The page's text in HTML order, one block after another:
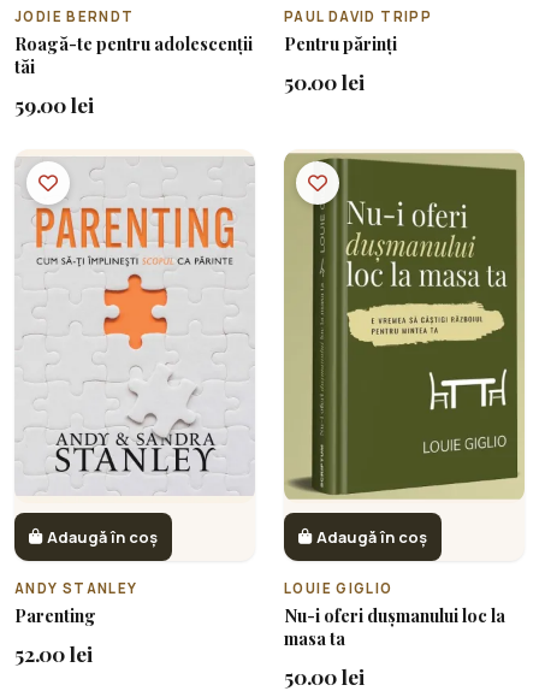
JODIE BERNDT
Roagă-te pentru adolescenții
tăi
59.00 lei
PAUL DAVID TRIPP
Pentru părinți
50.00 lei
Adaugă în coș
ANDY STANLEY
Parenting
52.00 lei
Adaugă în coș
LOUIE GIGLIO
Nu-i oferi dușmanului loc la
masa ta
50.00 lei